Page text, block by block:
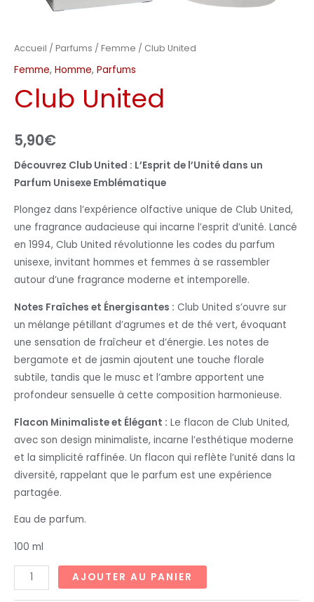
Accueil / Parfums / Femme / Club United
Femme, Homme, Parfums
Club United
5,90€
Découvrez Club United : L’Esprit de l’Unité dans un
Parfum Unisexe Emblématique
Plongez dans l’expérience olfactive unique de Club United,
une fragrance audacieuse qui incarne l’esprit d’unité. Lancé
en 1994, Club United révolutionne les codes du parfum
unisexe, invitant hommes et femmes à se rassembler
autour d’une fragrance moderne et intemporelle.
Notes Fraîches et Énergisantes : Club United s’ouvre sur
un mélange pétillant d’agrumes et de thé vert, évoquant
une sensation de fraîcheur et d’énergie. Les notes de
bergamote et de jasmin ajoutent une touche florale
subtile, tandis que le musc et l’ambre apportent une
profondeur sensuelle à cette composition harmonieuse.
Flacon Minimaliste et Élégant : Le flacon de Club United,
avec son design minimaliste, incarne l’esthétique moderne
et la simplicité raffinée. Un flacon qui reflète l’unité dans la
diversité, rappelant que le parfum est une expérience
partagée.
Eau de parfum.
100 ml
AJOUTER AU PANIER